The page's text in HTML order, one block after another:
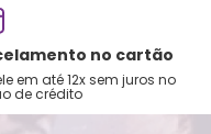
no cartão
em até 12x sem juros no
de crédito